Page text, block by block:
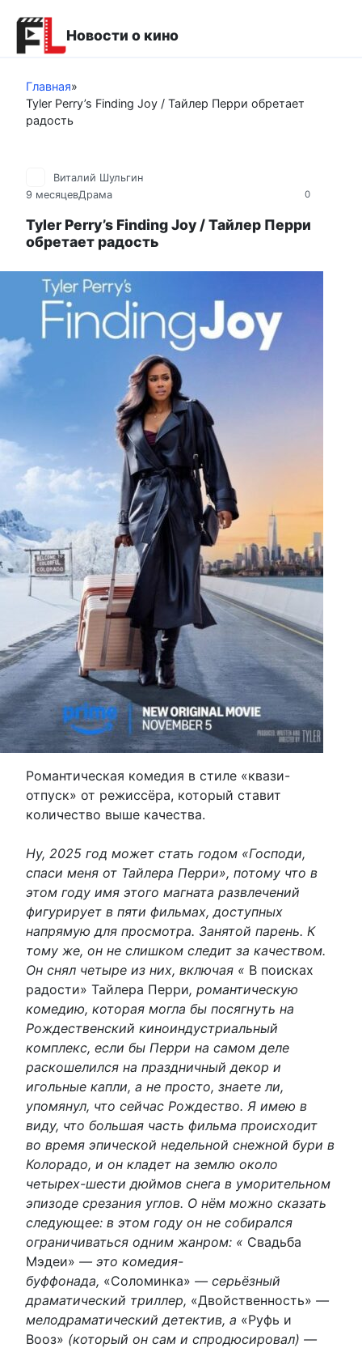
контенту
Новости о кино
Главная»
Tyler Perry’s Finding Joy / Тайлер Перри обретает
радость
0
Виталий Шульгин
9 месяцевДрама
Tyler Perry’s Finding Joy / Тайлер Перри
обретает радость
Романтическая комедия в стиле «квази-
отпуск» от режиссёра, который ставит
количество выше качества.
Ну, 2025 год может стать годом «Господи,
спаси меня от Тайлера Перри», потому что в
этом году имя этого магната развлечений
фигурирует в пяти фильмах, доступных
напрямую для просмотра. Занятой парень. К
тому же, он не слишком следит за качеством.
Он снял четыре из них, включая « В поисках
радости» Тайлера Перри, романтическую
комедию, которая могла бы посягнуть на
Рождественский киноиндустриальный
комплекс, если бы Перри на самом деле
раскошелился на праздничный декор и
игольные капли, а не просто, знаете ли,
упомянул, что сейчас Рождество. Я имею в
виду, что большая часть фильма происходит
во время эпической недельной снежной бури в
Колорадо, и он кладет на землю около
четырех-шести дюймов снега в уморительном
эпизоде ​​срезания углов. О нём можно сказать
следующее: в этом году он не собирался
ограничиваться одним жанром: « Свадьба
Мэдеи» — это комедия-
буффонада, «Соломинка» — серьёзный
драматический триллер, «Двойственность» —
мелодраматический детектив, а «Руфь и
Вооз» (который он сам и спродюсировал) —